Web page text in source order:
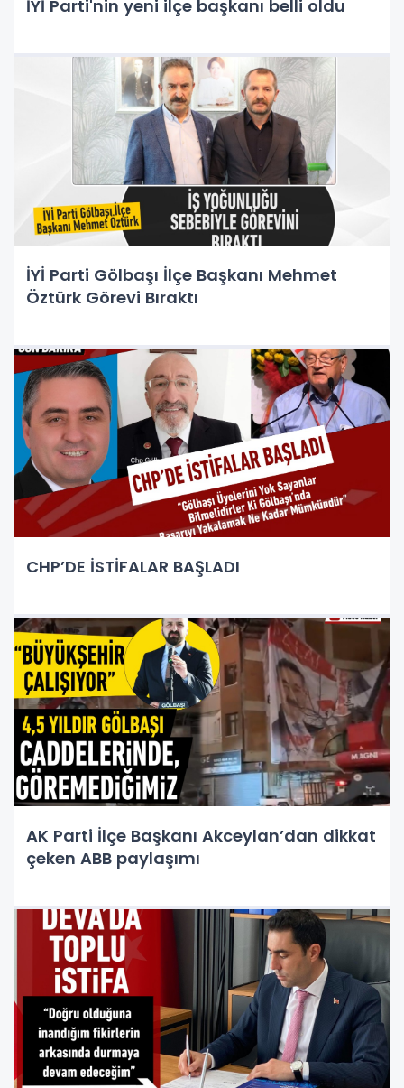
İYİ Parti'nin yeni ilçe başkanı belli oldu
İYİ Parti Gölbaşı İlçe Başkanı Mehmet
Öztürk Görevi Bıraktı
CHP’DE İSTİFALAR BAŞLADI
AK Parti İlçe Başkanı Akceylan’dan dikkat
çeken ABB paylaşımı